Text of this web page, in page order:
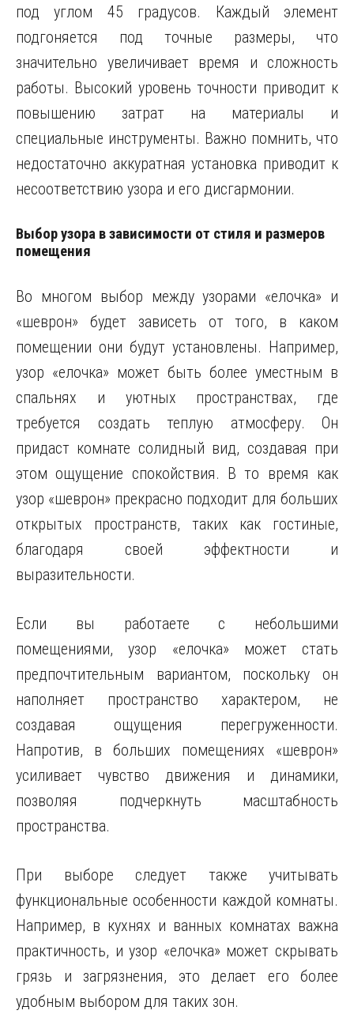
под углом 45 градусов. Каждый элемент
подгоняется под точные размеры, что
значительно увеличивает время и сложность
работы. Высокий уровень точности приводит к
повышению затрат на материалы и
специальные инструменты. Важно помнить, что
недостаточно аккуратная установка приводит к
несоответствию узора и его дисгармонии.
Выбор узора в зависимости от стиля и размеров
помещения
Во многом выбор между узорами «елочка» и
«шеврон» будет зависеть от того, в каком
помещении они будут установлены. Например,
узор «елочка» может быть более уместным в
спальнях и уютных пространствах, где
требуется создать теплую атмосферу. Он
придаст комнате солидный вид, создавая при
этом ощущение спокойствия. В то время как
узор «шеврон» прекрасно подходит для больших
открытых пространств, таких как гостиные,
благодаря своей эффектности и
выразительности.
Если вы работаете с небольшими
помещениями, узор «елочка» может стать
предпочтительным вариантом, поскольку он
наполняет пространство характером, не
создавая ощущения перегруженности.
Напротив, в больших помещениях «шеврон»
усиливает чувство движения и динамики,
позволяя подчеркнуть масштабность
пространства.
При выборе следует также учитывать
функциональные особенности каждой комнаты.
Например, в кухнях и ванных комнатах важна
практичность, и узор «елочка» может скрывать
грязь и загрязнения, это делает его более
удобным выбором для таких зон.